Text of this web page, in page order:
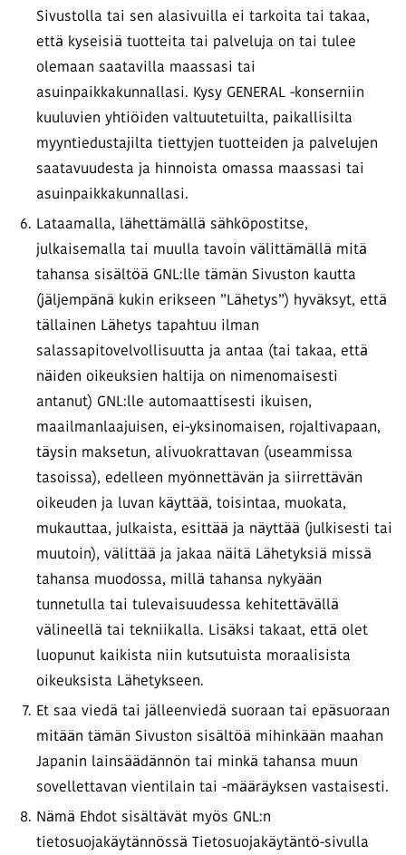
Sivustolla tai sen alasivuilla ei tarkoita tai takaa,
että kyseisiä tuotteita tai palveluja on tai tulee
olemaan saatavilla maassasi tai
asuinpaikkakunnallasi. Kysy GENERAL -konserniin
kuuluvien yhtiöiden valtuutetuilta, paikallisilta
myyntiedustajilta tiettyjen tuotteiden ja palvelujen
saatavuudesta ja hinnoista omassa maassasi tai
asuinpaikkakunnallasi.
Lataamalla, lähettämällä sähköpostitse,
julkaisemalla tai muulla tavoin välittämällä mitä
tahansa sisältöä GNL:lle tämän Sivuston kautta
(jäljempänä kukin erikseen ”Lähetys”) hyväksyt, että
tällainen Lähetys tapahtuu ilman
salassapitovelvollisuutta ja antaa (tai takaa, että
näiden oikeuksien haltija on nimenomaisesti
antanut) GNL:lle automaattisesti ikuisen,
maailmanlaajuisen, ei-yksinomaisen, rojaltivapaan,
täysin maksetun, alivuokrattavan (useammissa
tasoissa), edelleen myönnettävän ja siirrettävän
oikeuden ja luvan käyttää, toisintaa, muokata,
mukauttaa, julkaista, esittää ja näyttää (julkisesti tai
muutoin), välittää ja jakaa näitä Lähetyksiä missä
tahansa muodossa, millä tahansa nykyään
tunnetulla tai tulevaisuudessa kehitettävällä
välineellä tai tekniikalla. Lisäksi takaat, että olet
luopunut kaikista niin kutsutuista moraalisista
oikeuksista Lähetykseen.
Et saa viedä tai jälleenviedä suoraan tai epäsuoraan
mitään tämän Sivuston sisältöä mihinkään maahan
Japanin lainsäädännön tai minkä tahansa muun
sovellettavan vientilain tai -määräyksen vastaisesti.
Nämä Ehdot sisältävät myös GNL:n
tietosuojakäytännössä Tietosuojakäytäntö-sivulla